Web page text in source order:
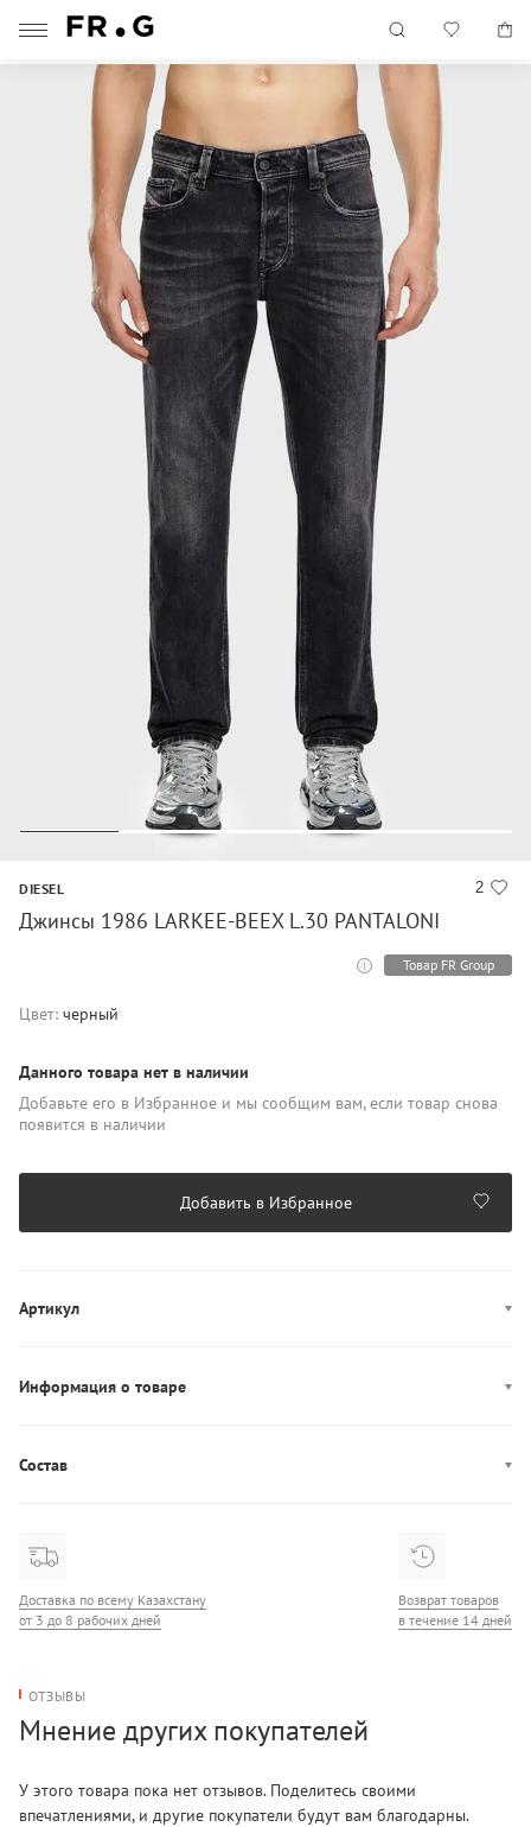
2
DIESEL
Джинсы 1986 LARKEE-BEEX L.30 PANTALONI
Товар FR Group
Цвет: черный
Данного товара нет в наличии
Добавьте его в Избранное и мы сообщим вам, если товар снова
появится в наличии
Добавить в Избранное
Артикул
Информация о товаре
Состав
Доставка по всему Казахстану
от 3 до 8 рабочих дней
Возврат товаров
в течение 14 дней
ОТЗЫВЫ
Мнение других покупателей
У этого товара пока нет отзывов. Поделитесь своими
впечатлениями, и другие покупатели будут вам благодарны.